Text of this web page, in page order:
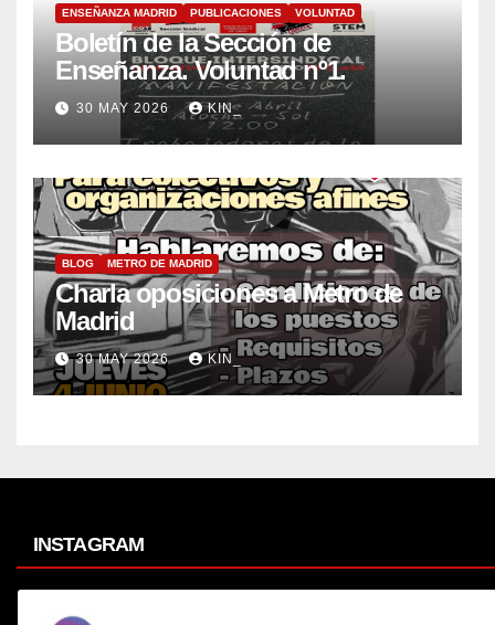
ENSEÑANZA MADRID PUBLICACIONES VOLUNTAD
Boletín de la Sección de
Enseñanza. Voluntad nº1.
30 MAY 2026 KIN_
BLOG METRO DE MADRID
Charla oposiciones a Metro de
Madrid
30 MAY 2026 KIN_
INSTAGRAM